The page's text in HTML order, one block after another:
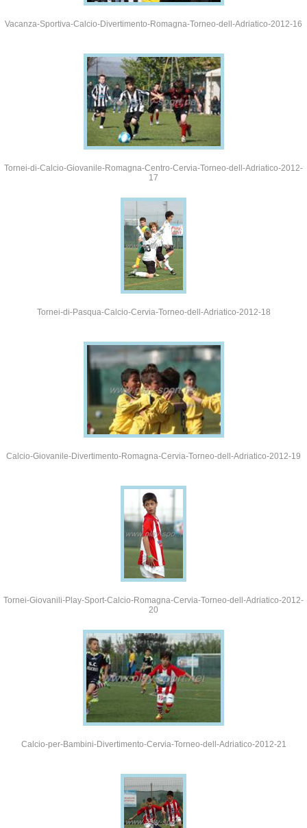
Vacanza-Sportiva-Calcio-Divertimento-Romagna-Torneo-dell-Adriatico-2012-16
Tornei-di-Calcio-Giovanile-Romagna-Centro-Cervia-Torneo-dell-Adriatico-2012-
17
Tornei-di-Pasqua-Calcio-Cervia-Torneo-dell-Adriatico-2012-18
Calcio-Giovanile-Divertimento-Romagna-Cervia-Torneo-dell-Adriatico-2012-19
Tornei-Giovanili-Play-Sport-Calcio-Romagna-Cervia-Torneo-dell-Adriatico-2012-
20
Calcio-per-Bambini-Divertimento-Cervia-Torneo-dell-Adriatico-2012-21